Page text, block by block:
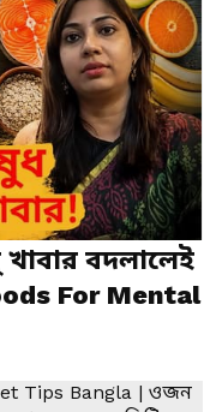
খাবার বদলালেই
For Mental